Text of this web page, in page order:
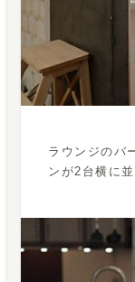
ラウンジのバ
ンが2台横に